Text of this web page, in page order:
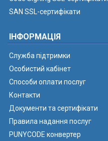
SAN SSL-сертифікати
ІНФОРМАЦІЯ
Служба підтримки
Особистий кабінет
Способи оплати послуг
Контакти
Документи та сертифікати
Правила надання послуг
PUNYCODE конвертер